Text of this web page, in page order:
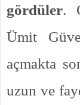
gördüler.
Ümit
açmakta
uzun ve